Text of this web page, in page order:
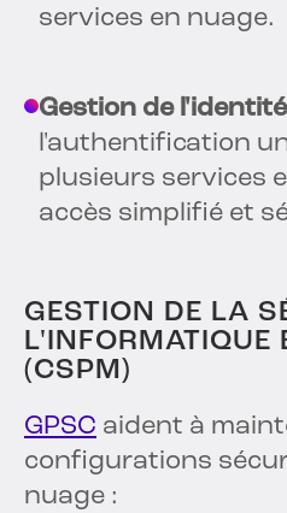
services en nuage.
Gestion de
l'authentification
plusieurs services
accès simplifié et
GESTION DE LA
L'INFORMATIQUE
(CSPM)
GPSC aident à
configurations
nuage :